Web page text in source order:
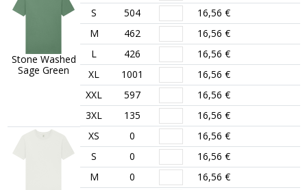
Stone Washed
Sage Green
S
504
16,56 €
M
462
16,56 €
L
426
16,56 €
XL
1001
16,56 €
XXL
597
16,56 €
3XL
135 16,56 €
XS 0
16,56 €
S
0
16,56 €
M
0
16,56 €